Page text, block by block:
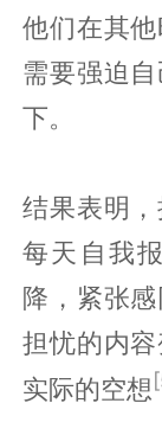
他们在其
需要强迫
下。
结果表明
每天自我
降，紧张
担忧的内
实际的空想